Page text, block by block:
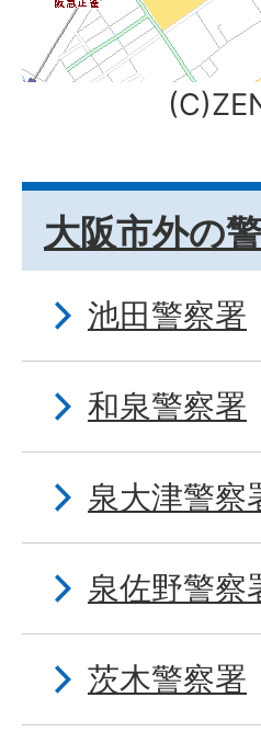
大阪市外の
池田警察署
和泉警察署
泉大津警察
泉佐野警察
茨木警察署